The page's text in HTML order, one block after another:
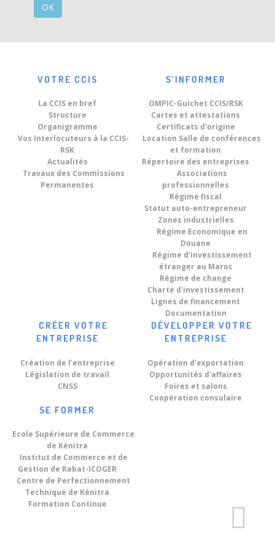
OK
VOTRE CCIS
La CCIS en bref
Structure
Organigramme
Vos Interlocuteurs à la CCIS-
RSK
Actualités
Travaux des Commissions
Permanentes
S’INFORMER
OMPIC-Guichet CCIS/RSK
Cartes et attestations
Certificats d'origine
Location Salle de conférences
et formation
Répertoire des entreprises
Associations
professionnelles
Régime fiscal
Statut auto-entrepreneur
Zones industrielles
Régime Economique en
Douane
Régime d'investissement
étranger au Maroc
Régime de change
Charte d'investissement
Lignes de financement
Documentation
CRÉER VOTRE
ENTREPRISE
Création de l'entreprise
Législation de travail
CNSS
DÉVELOPPER VOTRE
ENTREPRISE
Opération d'exportation
Opportunités d'affaires
Foires et salons
Coopération consulaire
SE FORMER
Ecole Supérieure de Commerce
de Kénitra
Institut de Commerce et de
Gestion de Rabat-ICOGER
Centre de Perfectionnement
Technique de Kénitra
Formation Continue